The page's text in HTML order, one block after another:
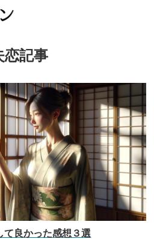
恋記事
て良かった感想３選